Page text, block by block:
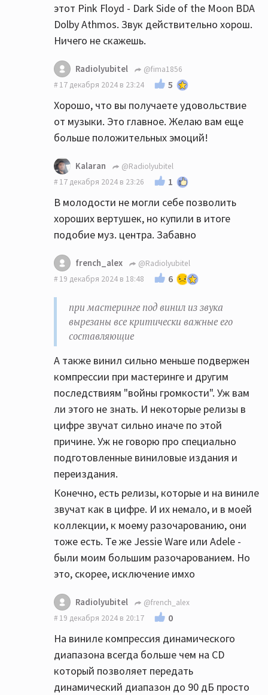
этот Pink Floyd - Dark Side of the Moon BDA
Dolby Athmos. Звук действительно хорош.
Ничего не скажешь.
Radiolyubitel
@fima1856
17 декабря 2024 в 23:24
5
Хорошо, что вы получаете удовольствие
от музыки. Это главное. Желаю вам еще
больше положительных эмоций!
Kalaran
@Radiolyubitel
17 декабря 2024 в 23:26
1
В молодости не могли себе позволить
хороших вертушек, но купили в итоге
подобие муз. центра. Забавно
french_alex
@Radiolyubitel
19 декабря 2024 в 18:48
6
при мастеринге под винил из звука
вырезаны все критически важные его
составляющие
А также винил сильно меньше подвержен
компрессии при мастеринге и другим
последствиям "войны громкости". Уж вам
ли этого не знать. И некоторые релизы в
цифре звучат сильно иначе по этой
причине. Уж не говорю про специально
подготовленные виниловые издания и
переиздания.
Конечно, есть релизы, которые и на виниле
звучат как в цифре. И их немало, и в моей
коллекции, к моему разочарованию, они
тоже есть. Те же Jessie Ware или Adele -
были моим большим разочарованием. Но
это, скорее, исключение имхо
Radiolyubitel
@french_alex
19 декабря 2024 в 20:17
0
На виниле компрессия динамического
диапазона всегда больше чем на СD
который позволяет передать
динамический диапазон до 90 дБ просто